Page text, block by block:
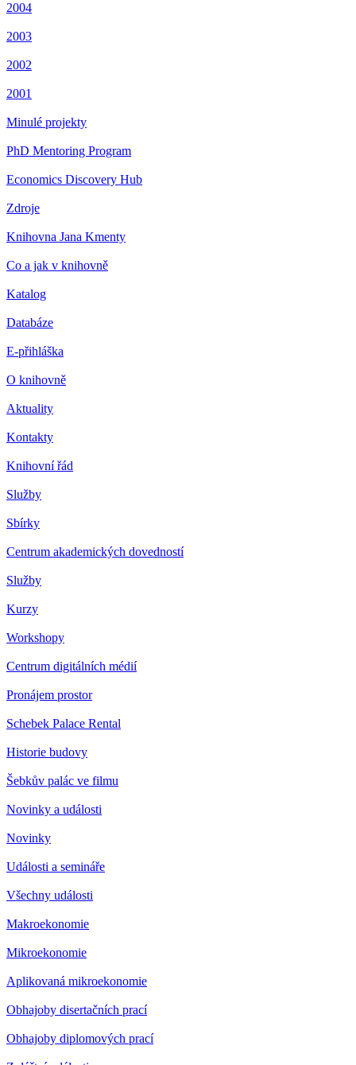
2004
2003
2002
2001
Minulé projekty
PhD Mentoring Program
Economics Discovery Hub
Zdroje
Knihovna Jana Kmenty
Co a jak v knihovně
Katalog
Databáze
E-přihláška
O knihovně
Aktuality
Kontakty
Knihovní řád
Služby
Sbírky
Centrum akademických dovedností
Služby
Kurzy
Workshopy
Centrum digitálních médií
Pronájem prostor
Schebek Palace Rental
Historie budovy
Šebkův palác ve filmu
Novinky a události
Novinky
Události a semináře
Všechny události
Makroekonomie
Mikroekonomie
Aplikovaná mikroekonomie
Obhajoby disertačních prací
Obhajoby diplomových prací